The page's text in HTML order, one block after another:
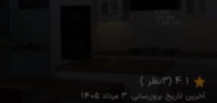
آخرین تاریخ بروزرسانی: 3 مرداد 1405
(3 نظر )